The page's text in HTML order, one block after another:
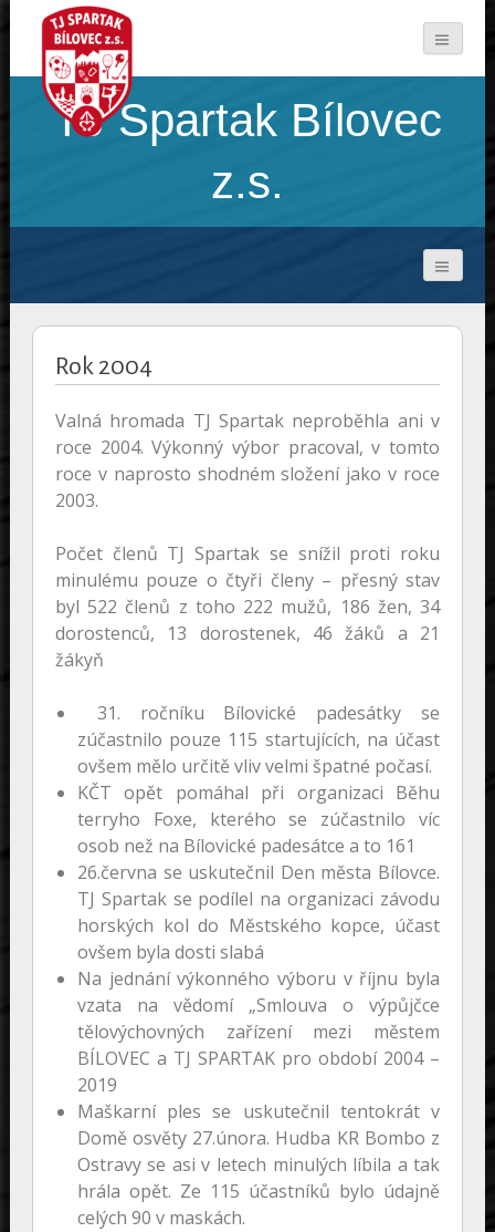
TJ Spartak Bílovec
z.s.
Rok 2004
Valná hromada TJ Spartak neproběhla ani v
roce 2004. Výkonný výbor pracoval, v tomto
roce v naprosto shodném složení jako v roce
2003.
Počet členů TJ Spartak se snížil proti roku
minulému pouze o čtyři členy – přesný stav
byl 522 členů z toho 222 mužů, 186 žen, 34
dorostenců, 13 dorostenek, 46 žáků a 21
žákyň
31. ročníku Bílovické padesátky se
zúčastnilo pouze 115 startujících, na účast
ovšem mělo určitě vliv velmi špatné počasí.
KČT opět pomáhal při organizaci Běhu
terryho Foxe, kterého se zúčastnilo víc
osob než na Bílovické padesátce a to 161
26.června se uskutečnil Den města Bílovce.
TJ Spartak se podílel na organizaci závodu
horských kol do Městského kopce, účast
ovšem byla dosti slabá
Na jednání výkonného výboru v říjnu byla
vzata na vědomí „Smlouva o výpůjčce
tělovýchovných zařízení mezi městem
BÍLOVEC a TJ SPARTAK pro období 2004 –
2019
Maškarní ples se uskutečnil tentokrát v
Domě osvěty 27.února. Hudba KR Bombo z
Ostravy se asi v letech minulých líbila a tak
hrála opět. Ze 115 účastníků bylo údajně
celých 90 v maskách.